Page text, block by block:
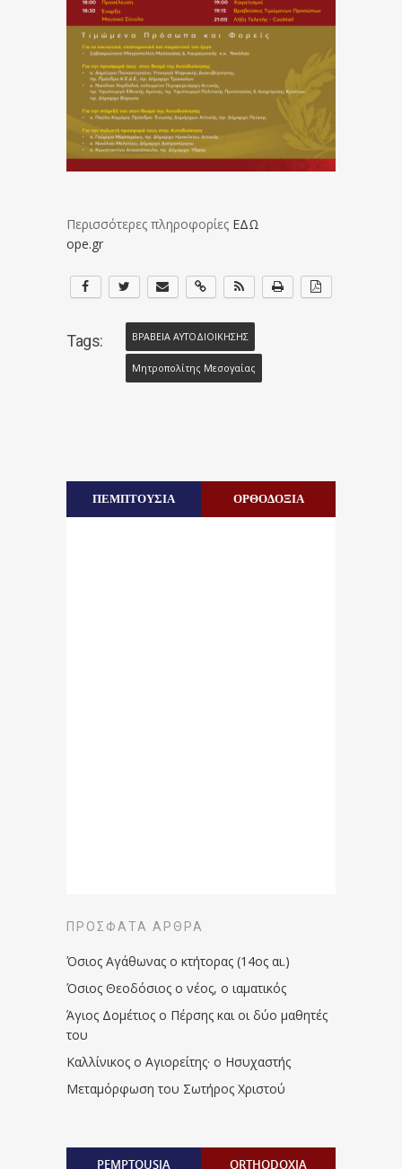
Περισσότερες πληροφορίες ΕΔΩ
ope.gr
Tags: ΒΡΑΒΕΙΑ ΑΥΤΟΔΙΟΙΚΗΣΗΣ
Μητροπολίτης Μεσογαίας
ΠΕΜΠΤΟΥΣΙΑ ΟΡΘΟΔΟΞΙΑ
ΠΡΌΣΦΑΤΑ ΆΡΘΡΑ
Όσιος Αγάθωνας ο κτήτορας (14ος αι.)
Όσιος Θεοδόσιος ο νέος, ο ιαματικός
Άγιος Δομέτιος ο Πέρσης και οι δύο μαθητές
του
Καλλίνικος ο Αγιορείτης · ο Ησυχαστής
Μεταμόρφωση του Σωτήρος Χριστού
PEMPTOUSIA ORTHODOXIA